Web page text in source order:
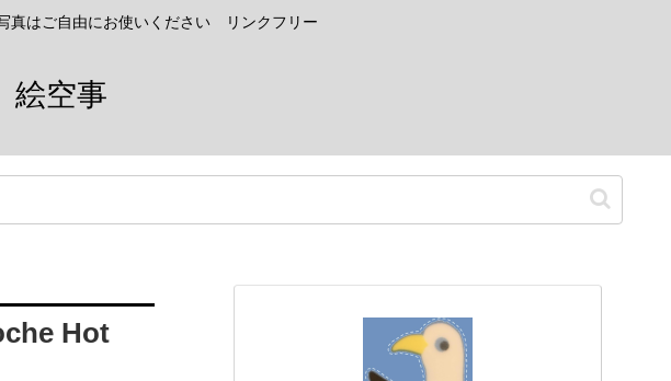
真はご自由にお使いください リンクフリー
空事
Hot